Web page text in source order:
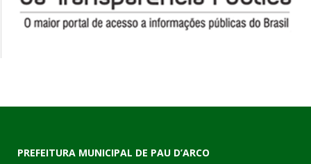
PREFEITURA MUNICIPAL DE PAU D’ARCO